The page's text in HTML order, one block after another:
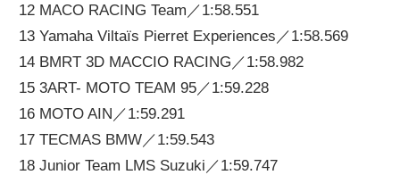
12 MACO RACING Team／1:58.551
13 Yamaha Viltaïs Pierret Experiences／1:58.569
14 BMRT 3D MACCIO RACING／1:58.982
15 3ART- MOTO TEAM 95／1:59.228
16 MOTO AIN／1:59.291
17 TECMAS BMW／1:59.543
18 Junior Team LMS Suzuki／1:59.747